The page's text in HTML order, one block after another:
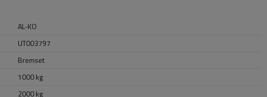
AL-KO
UT003797
Bremset
1000 kg
2000 kg